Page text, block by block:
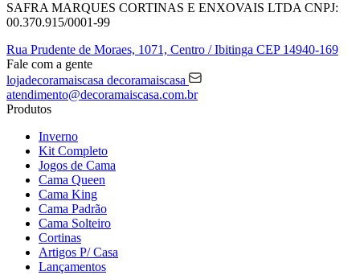
SAFRA MARQUES CORTINAS E ENXOVAIS LTDA CNPJ:
00.370.915/0001-99
Rua Prudente de Moraes, 1071, Centro / Ibitinga CEP 14940-169
Fale com a gente
lojadecoramaiscasa decoramaiscasa
atendimento@decoramaiscasa.com.br
Produtos
Inverno
Kit Completo
Jogos de Cama
Cama Queen
Cama King
Cama Padrão
Cama Solteiro
Cortinas
Artigos P/ Casa
Lançamentos